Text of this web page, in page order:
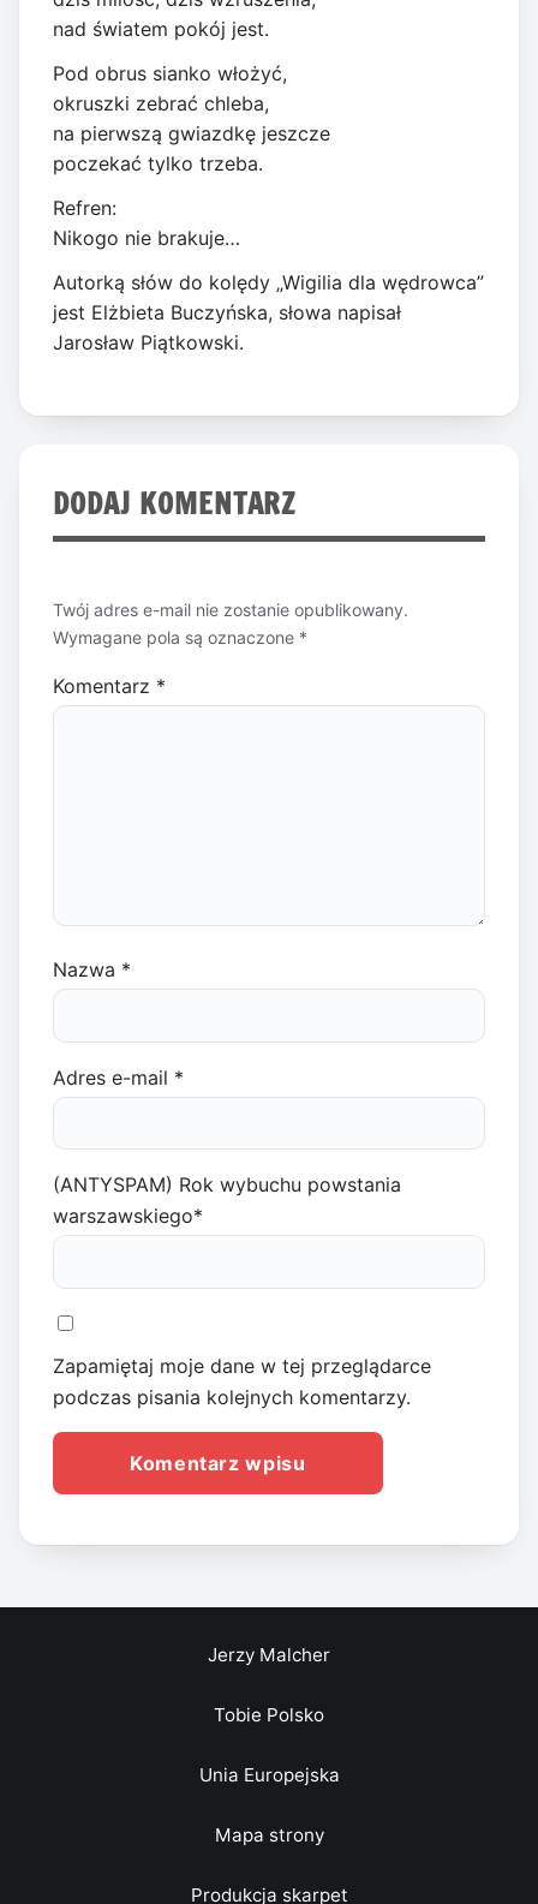
nad światem pokój jest.
Pod obrus sianko włożyć,
okruszki zebrać chleba,
na pierwszą gwiazdkę jeszcze
poczekać tylko trzeba.
Refren:
Nikogo nie brakuje…
Autorką słów do kolędy „Wigilia dla wędrowca”
jest Elżbieta Buczyńska, słowa napisał
Jarosław Piątkowski.
DODAJ KOMENTARZ
Twój adres e-mail nie zostanie opublikowany.
Wymagane pola są oznaczone *
Komentarz *
Nazwa *
Adres e-mail *
(ANTYSPAM) Rok wybuchu powstania
warszawskiego*
Zapamiętaj moje dane w tej przeglądarce
podczas pisania kolejnych komentarzy.
Jerzy Malcher
Tobie Polsko
Unia Europejska
Mapa strony
Produkcja skarpet